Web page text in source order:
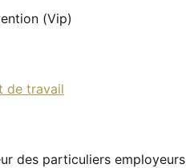
(Vip)
de travail
des particuliers